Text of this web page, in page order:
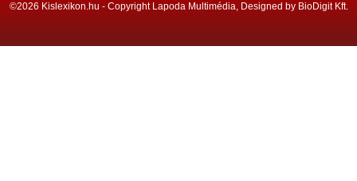
©2026 Kislexikon.hu - Copyright Lapoda Multimédia, Designed by BioDigit Kft.